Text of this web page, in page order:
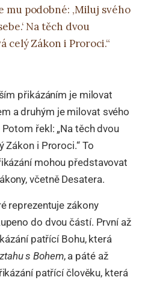
mu podobné: ‚Miluj svého
Na těch dvou
celý Zákon i Proroci.“
přikázáním je milovat
a druhým je milovat svého
řekl: „Na těch dvou
Zákon i Proroci.“ To
mohou představovat
včetně Desatera.
reprezentuje zákony
do dvou částí. První až
patřící Bohu, která
s Bohem, a páté až
patřící člověku, která